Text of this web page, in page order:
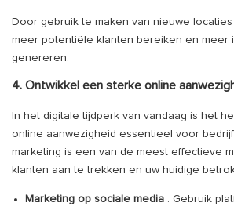
Door gebruik te maken van nieuwe
meer potentiële klanten bereiken en meer
genereren.
4. Ontwikkel een sterke online
In het digitale tijdperk van vandaag is het
online aanwezigheid essentieel voor
marketing is een van de meest effectieve
klanten aan te trekken en uw huidige
Marketing op sociale media : Gebruik